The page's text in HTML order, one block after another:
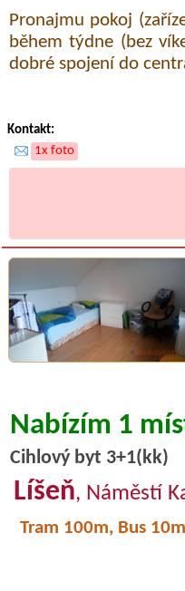
Pronajmu pokoj
během týdne (bez
dobré spojení do
Kontakt:
1x foto
Nabízím 1
Cihlový byt 3+1(kk)
Líšeň, Náměstí
Tram 100m, Bus 10m